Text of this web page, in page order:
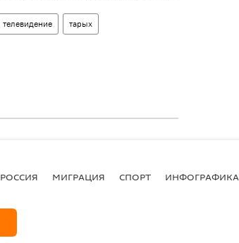
телевидение тарых
РОССИЯ МИГРАЦИЯ СПОРТ ИНФОГРАФИКА